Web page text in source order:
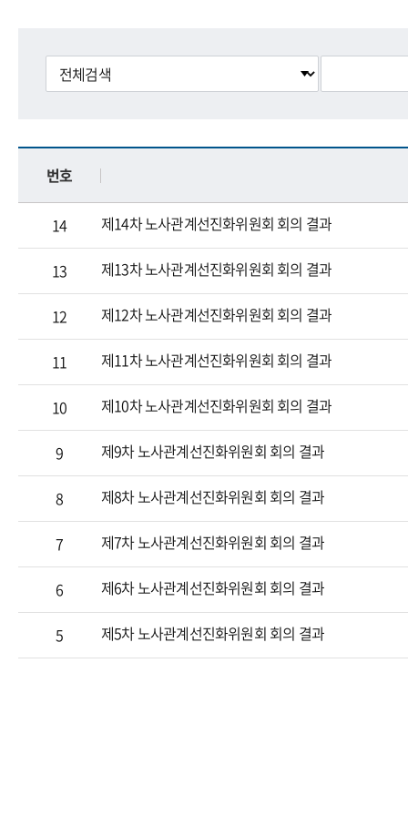
번호
14 제14차 노사관계선진화위원회 회의 결과
13 제13차 노사관계선진화위원회 회의 결과
12 제12차 노사관계선진화위원회 회의 결과
11 제11차 노사관계선진화위원회 회의 결과
10 제10차 노사관계선진화위원회 회의 결과
9 제9차 노사관계선진화위원회 회의 결과
8 제8차 노사관계선진화위원회 회의 결과
7 제7차 노사관계선진화위원회 회의 결과
6 제6차 노사관계선진화위원회 회의 결과
5 제5차 노사관계선진화위원회 회의 결과